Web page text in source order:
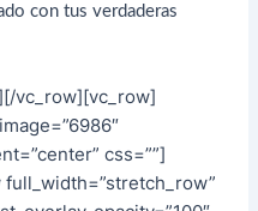
con tus verdaderas
vc_row][vc_row]
css=””]